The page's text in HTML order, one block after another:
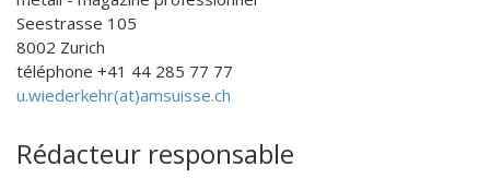
Seestrasse 105
8002 Zurich
téléphone +41 44 285 77 77
u.wiederkehr(at)amsuisse.ch
Rédacteur responsable